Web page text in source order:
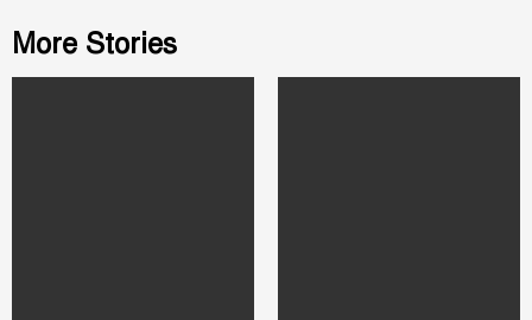
More Stories